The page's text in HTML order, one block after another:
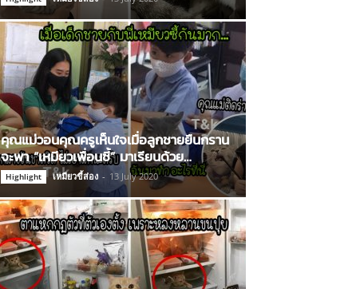
คุณแม่วอนคุณครูเห็นใจเมื่อลูกชายยืนกราน
จะพา “เหมียวเพื่อนซี้” มาเรียนด้วย…
Highlight เหมียวขี้ส่อง - 13 July 2020